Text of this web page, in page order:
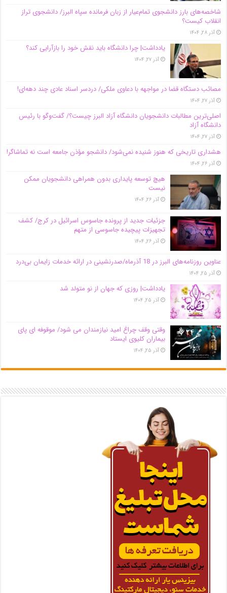
شاخصه‌های بارز دانشجوی تمام‌عیار از زبان فرمانده سپاه البرز/ دانشجوی تراز
انقلاب کیست؟
آذر ۲۸, ۱۴۰۴
یادداشت| چرا دانشگاه باید نقش خود را بازآرایی کند؟
آذر ۲۷, ۱۴۰۴
مصائب دستگاه قضا در مواجهه با دعاوی ملکی/ دردسر اسناد عادی چند‌ دهه‌ای!
آذر ۲۷, ۱۴۰۴
اصلی‌ترین مطالبات دانشجویان دانشگاه آزاد البرز چیست؟/ گفت‌وگو با رئیس
دانشگاه آز‌اد
آذر ۲۷, ۱۴۰۴
هشداری تاریخی که هنوز شنیده نمی‌شود/ دانشجو مؤذن جامعه است نه تماشاگر!
آذر ۲۶, ۱۴۰۴
هیچ توسعه پایداری بدون همراهی دانشجویان ممکن
نیست
آذر ۲۶, ۱۴۰۴
جزئیات جدید از پرونده جاسوس اسرائیل در کرج/‌ کشف
تجهیزات پیچیده جاسوسی از متهم
آذر ۲۶, ۱۴۰۴
عناوین روزنامه‌های البرز در ‌18 آذرماه/صدرنشینی در ارائه خدمات زایمان بی‌درد
آذر ۲۵, ۱۴۰۴
یادداشت| روزی که جهان از نو متولد شد
آذر ۲۵, ۱۴۰۴
وقتی وقف چراغ امید نیازمندان می شود/ موقوفه ای پای
بیماران کلیوی ایستاد
آذر ۲۵, ۱۴۰۴